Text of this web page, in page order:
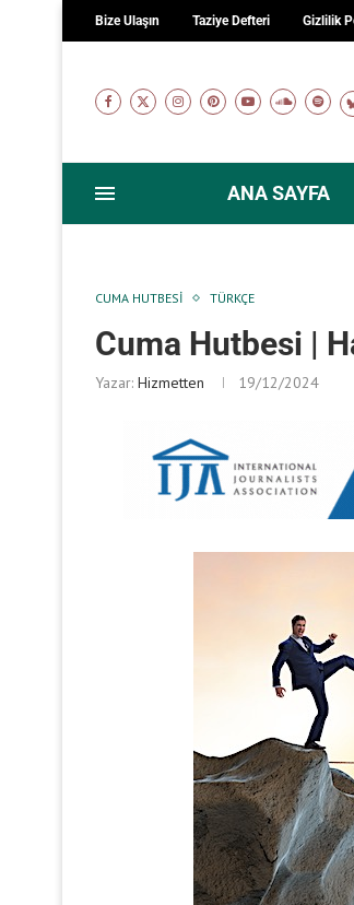
Bize Ulaşın Taziye Defteri Gizlilik
ANA SAYFA
CUMA HUTBESI TÜRKÇE
Cuma Hutbesi |
Yazar: Hizmetten 19/12/2024